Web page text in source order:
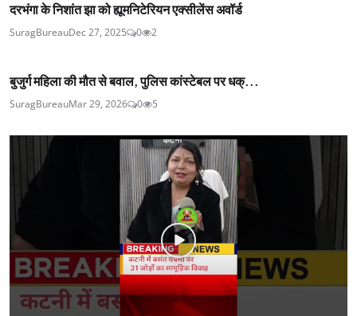
दरभंगा के निशांत झा को ह्यूमनिटेरियन एक्सीलेंस अवॉर्ड
SuragBureauDec 27, 2025 0 2
बुजुर्ग महिला की मौत से बवाल, पुलिस कांस्टेबल पर धक्...
SuragBureauMar 29, 2026 0 5